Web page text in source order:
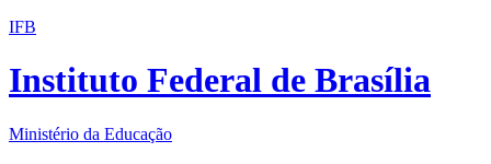
IFB
Instituto Federal de Brasília
Ministério da Educação